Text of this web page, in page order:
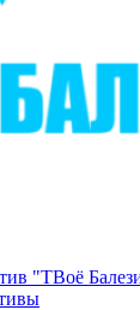
"ТВоё